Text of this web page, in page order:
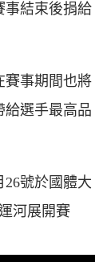
事結束後捐給
賽事期間也將
給選手最高品
26號於國體大
河展開賽